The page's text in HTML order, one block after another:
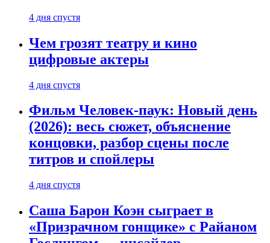
4 дня спустя
Чем грозят театру и кино
цифровые актеры
4 дня спустя
Фильм Человек-паук: Новый день
(2026): весь сюжет, объяснение
концовки, разбор сцены после
титров и спойлеры
4 дня спустя
Саша Барон Коэн сыграет в
«Призрачном гонщике» с Райаном